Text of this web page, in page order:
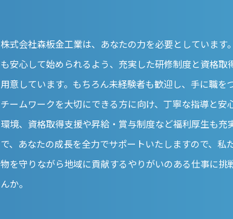
株式会社森板金工業は、あなたの力を必要としています
も安心して始められるよう、充実した研修制度と資格取
用意しています。もちろん未経験者も歓迎し、手に職を
チームワークを大切にできる方に向け、丁寧な指導と安
環境、資格取得支援や昇給・賞与制度など福利厚生も充
で、あなたの成長を全力でサポートいたしますので、私
物を守りながら地域に貢献するやりがいのある仕事に挑
んか。